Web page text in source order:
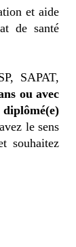
et aide
de santé
SAPAT,
ou avec
le sens
souhaitez